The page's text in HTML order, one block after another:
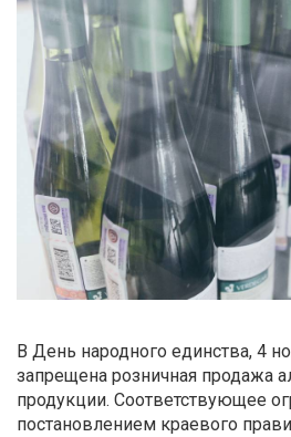
В День народного единства, 4
запрещена розничная продажа
продукции. Соответствующее
постановлением краевого